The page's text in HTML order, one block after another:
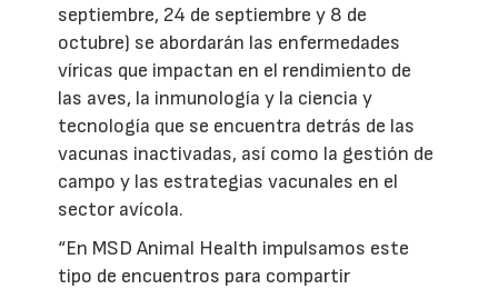
septiembre, 24 de septiembre y 8 de
octubre) se abordarán las enfermedades
víricas que impactan en el rendimiento de
las aves, la inmunología y la ciencia y
tecnología que se encuentra detrás de las
vacunas inactivadas, así como la gestión de
campo y las estrategias vacunales en el
sector avícola.
“En MSD Animal Health impulsamos este
tipo de encuentros para compartir